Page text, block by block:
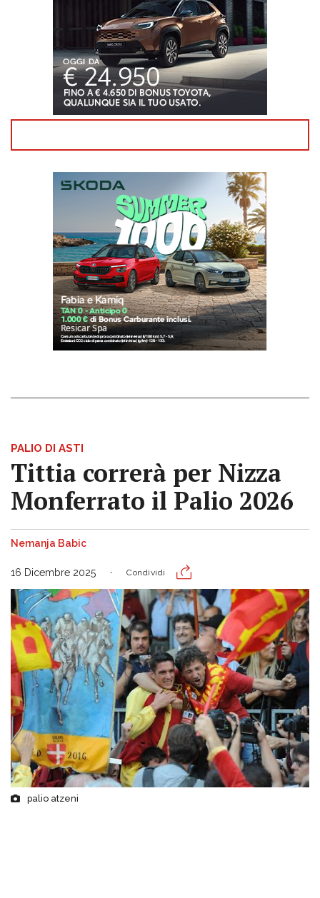
PALIO DI ASTI
Tittia correrà per Nizza
Monferrato il Palio 2026
Nemanja Babic
16 Dicembre 2025 Condividi
palio atzeni